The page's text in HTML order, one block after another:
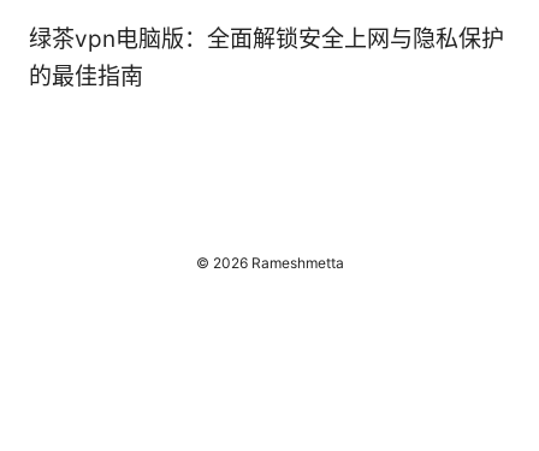
绿茶vpn电脑版：全面解锁安全上网与隐私保护
的最佳指南
© 2026 Rameshmetta